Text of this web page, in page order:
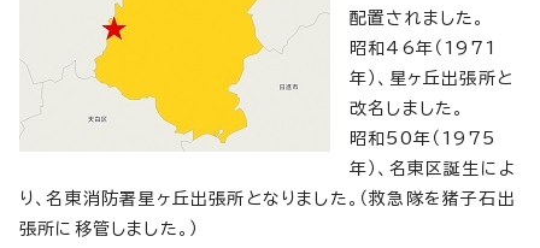
配置されました。
昭和46年（1971
年）、星ヶ丘出張所と
改名しました。
昭和50年（1975
年）、名東区誕生によ
り、名東消防署星ヶ丘出張所となりました。（救急隊を猪子石出
張所に移管しました。）